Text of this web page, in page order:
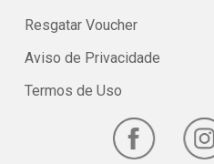
Resgatar Voucher
Aviso de Privacidade
Termos de Uso